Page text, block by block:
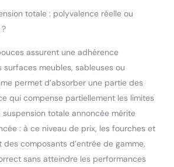
de boîte de vitesses de
vitesse faciles et
pratiques pendant la
conduite. CONCEPTION
D'ABSORPTION DES
CHOCS : Les vélos de
montagne tout-terrain
utilisent des fourches
avant amortissantes.La
paroi extérieure épaissie
est plus résistante aux
totale : polyvalence réelle ou
assurent une adhérence
surfaces meubles, sableuses ou
permet d’absorber une partie des
qui compense partiellement les limites
suspension totale annoncée mérite
: à ce niveau de prix, les fourches et
composants d’entrée de gamme,
sans atteindre les performances